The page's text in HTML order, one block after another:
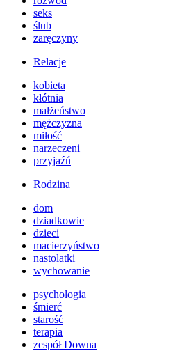
seks
ślub
zaręczyny
Relacje
kobieta
kłótnia
małżeństwo
mężczyzna
miłość
narzeczeni
przyjaźń
Rodzina
dom
dziadkowie
dzieci
macierzyństwo
nastolatki
wychowanie
psychologia
śmierć
starość
terapia
zespół Downa